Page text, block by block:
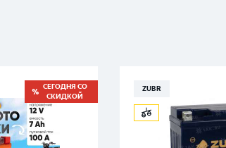
СЕГОДНЯ СО
СКИДКОЙ
ZUBR